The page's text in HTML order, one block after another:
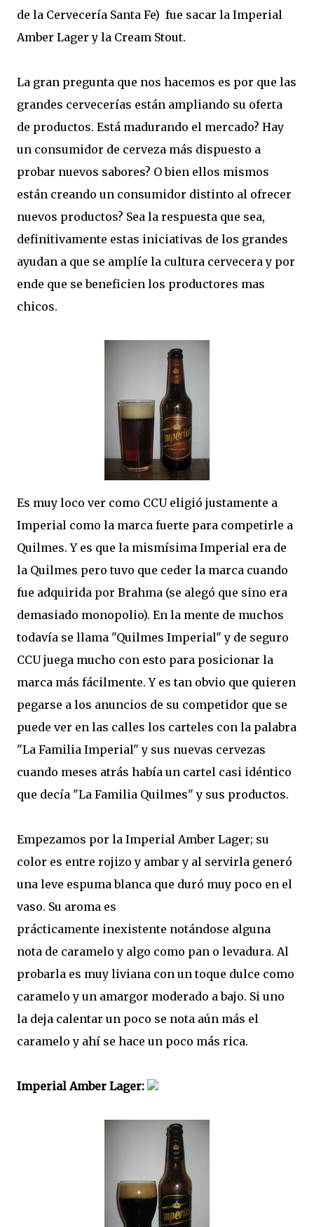
de la Cervecería Santa Fe) fue sacar la Imperial
Amber Lager y la Cream Stout.
La gran pregunta que nos hacemos es por que las
grandes cervecerías están ampliando su oferta
de productos. Está madurando el mercado? Hay
un consumidor de cerveza más dispuesto a
probar nuevos sabores? O bien ellos mismos
están creando un consumidor distinto al ofrecer
nuevos productos? Sea la respuesta que sea,
definitivamente estas iniciativas de los grandes
ayudan a que se amplíe la cultura cervecera y por
ende que se beneficien los productores mas
chicos.
Es muy loco ver como CCU eligió justamente a
Imperial como la marca fuerte para competirle a
Quilmes. Y es que la mismísima Imperial era de
la Quilmes pero tuvo que ceder la marca cuando
fue adquirida por Brahma (se alegó que sino era
demasiado monopolio). En la mente de muchos
todavía se llama "Quilmes Imperial" y de seguro
CCU juega mucho con esto para posicionar la
marca más fácilmente. Y es tan obvio que quieren
pegarse a los anuncios de su competidor que se
puede ver en las calles los carteles con la palabra
"La Familia Imperial" y sus nuevas cervezas
cuando meses atrás había un cartel casi idéntico
que decía "La Familia Quilmes" y sus productos.
Empezamos por la Imperial Amber Lager; su
color es entre rojizo y ambar y al servirla generó
una leve espuma blanca que duró muy poco en el
vaso. Su aroma es
prácticamente inexistente notándose alguna
nota de caramelo y algo como pan o levadura. Al
probarla es muy liviana con un toque dulce como
caramelo y un amargor moderado a bajo. Si uno
la deja calentar un poco se nota aún más el
caramelo y ahí se hace un poco más rica.
Imperial Amber Lager: